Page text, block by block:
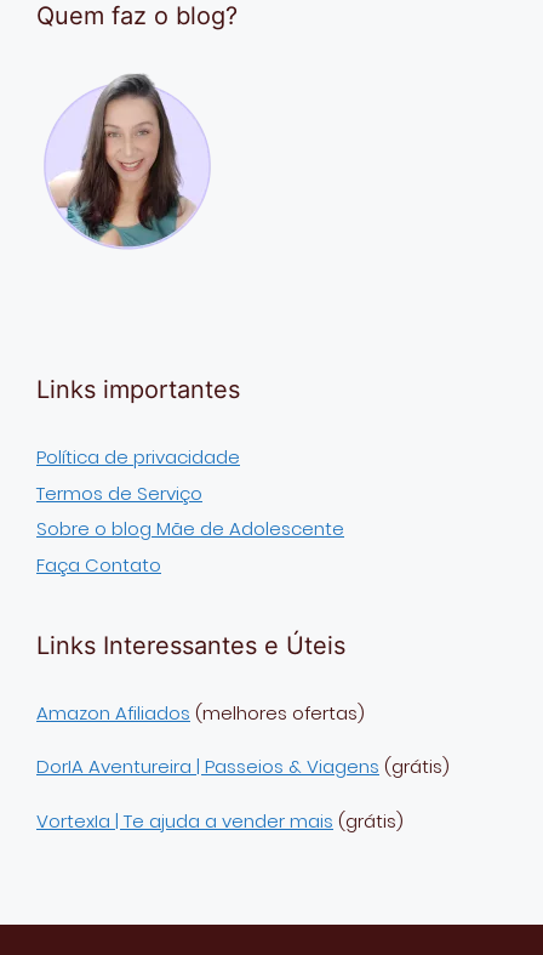
Quem faz o blog?
Links importantes
Política de privacidade
Termos de Serviço
Sobre o blog Mãe de Adolescente
Faça Contato
Links Interessantes e Úteis
Amazon Afiliados (melhores ofertas)
DorIA Aventureira | Passeios & Viagens (grátis)
VortexIa | Te ajuda a vender mais (grátis)